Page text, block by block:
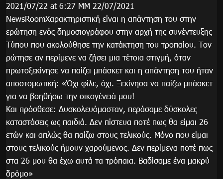
2021/07/22 at 6:27 ΜΜ 22/07/2021
NewsRoomΧαρακτηριστική είναι η απάντηση του στην
ερώτηση ενός δημοσιογράφου στην αρχή της συνέντευξης
Τύπου που ακολούθησε την κατάκτηση του τροπαίου. Τον
ρώτησε αν περίμενε να ζήσει μια τέτοια στιγμή, όταν
πρωτοξεκίνησε να παίζει μπάσκετ και η απάντηση του ήταν
αποστομωτική: «Όχι φίλε, όχι. Ξεκίνησα να παίζω μπάσκετ
για να βοηθήσω την οικογένειά μου!
Και πρόσθεσε: Δυσκολευόμασταν, περάσαμε δύσκολες
καταστάσεις ως παιδιά. Δεν πίστευα ποτέ πως θα είμαι 26
ετών και απλώς θα παίζω στους τελικούς. Μόνο που είμαι
στους τελικούς ήμουν χαρούμενος. Δεν περίμενα ποτέ πως
στα 26 μου θα έχω αυτά τα τρόπαια. Βαδίσαμε ένα μακρύ
δρόμο»